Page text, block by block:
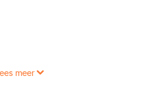
meer